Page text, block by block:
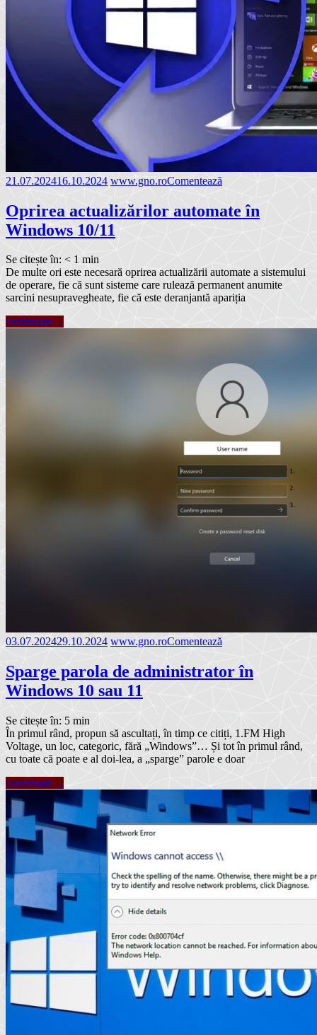
21.07.202416.10.2024 www.gno.roComentează
Oprirea actualizărilor automate în
Windows 10/11
Se citește în: < 1 min
De multe ori este necesară oprirea actualizării automate a sistemului
de operare, fie că sunt sisteme care rulează permanent anumite
sarcini nesupravegheate, fie că este deranjantă apariția
continuare ...
03.07.202429.10.2024 www.gno.roComentează
Sparge parola de administrator în
Windows 10 sau 11
Se citește în: 5 min
În primul rând, propun să ascultați, în timp ce citiți, 1.FM High
Voltage, un loc, categoric, fără „Windows”… Și tot în primul rând,
cu toate că poate e al doi-lea, a „sparge” parole e doar
continuare ...